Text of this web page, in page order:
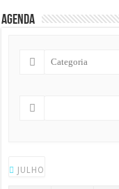
Agenda
JULHO